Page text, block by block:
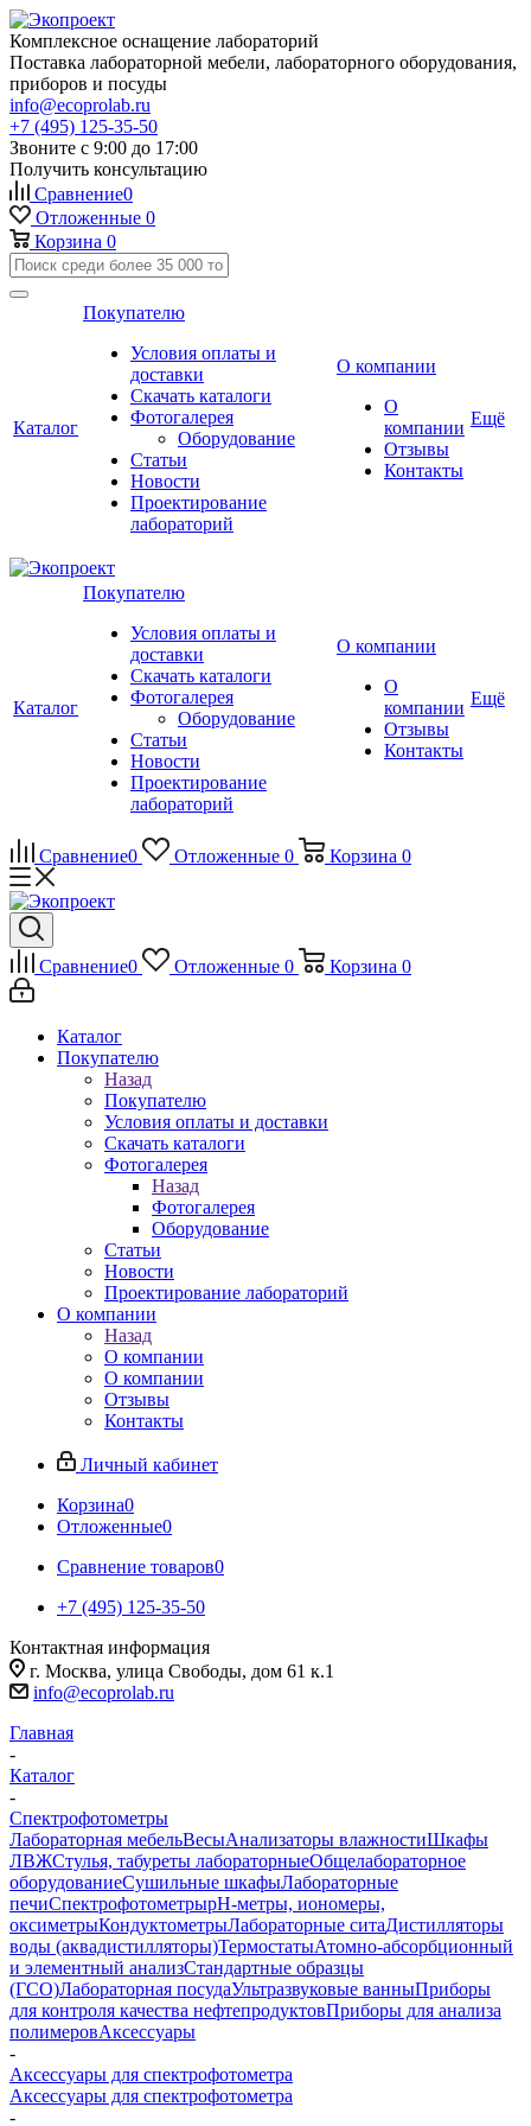
Комплексное оснащение лабораторий
Поставка лабораторной мебели, лабораторного оборудования,
приборов и посуды
info@ecoprolab.ru
+7 (495) 125-35-50
Звоните с 9:00 до 17:00
Получить консультацию
Сравнение0
Отложенные 0
Корзина 0
Каталог
Покупателю
Условия оплаты и
доставки
Скачать каталоги
Фотогалерея
Оборудование
Статьи
Новости
Проектирование
лабораторий
О компании
О
компании
Отзывы
Контакты
Ещё
Каталог
Покупателю
Условия оплаты и
доставки
Скачать каталоги
Фотогалерея
Оборудование
Статьи
Новости
Проектирование
лабораторий
О компании
О
компании
Отзывы
Контакты
Ещё
Сравнение0 Отложенные 0 Корзина 0
Сравнение0 Отложенные 0 Корзина 0
Каталог
Покупателю
Назад
Покупателю
Условия оплаты и доставки
Скачать каталоги
Фотогалерея
Назад
Фотогалерея
Оборудование
Статьи
Новости
Проектирование лабораторий
О компании
Назад
О компании
О компании
Отзывы
Контакты
Личный кабинет
Корзина0
Отложенные0
Сравнение товаров0
+7 (495) 125-35-50
Контактная информация
г. Москва, улица Свободы, дом 61 к.1
info@ecoprolab.ru
Главная
-
Каталог
-
Спектрофотометры
Лабораторная мебельВесыАнализаторы влажностиШкафы
ЛВЖСтулья, табуреты лабораторныеОбщелабораторное
оборудованиеСушильные шкафыЛабораторные
печиСпектрофотометрыpH-метры, иономеры,
оксиметрыКондуктометрыЛабораторные ситаДистилляторы
воды (аквадистилляторы)ТермостатыАтомно-абсорбционный
и элементный анализСтандартные образцы
(ГСО)Лабораторная посудаУльтразвуковые ванныПриборы
для контроля качества нефтепродуктовПриборы для анализа
полимеровАксессуары
-
Аксессуары для спектрофотометра
Аксессуары для спектрофотометра
-